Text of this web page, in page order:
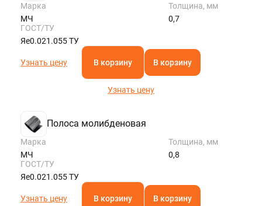
Марка
МЧ
Толщина, мм
0,7
ГОСТ/ТУ
Яе0.021.055 ТУ
Узнать цену В корзину В корзину
Узнать цену
Полоса молибденовая
Марка
МЧ
Толщина, мм
0,8
ГОСТ/ТУ
Яе0.021.055 ТУ
Узнать цену В корзину В корзину